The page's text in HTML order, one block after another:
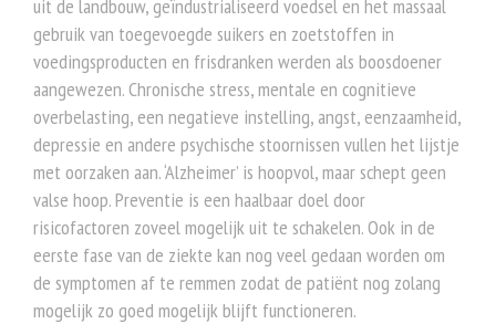
uit de landbouw, geïndustrialiseerd voedsel en het massaal
gebruik van toegevoegde suikers en zoetstoffen in
voedingsproducten en frisdranken werden als boosdoener
aangewezen. Chronische stress, mentale en cognitieve
overbelasting, een negatieve instelling, angst, eenzaamheid,
depressie en andere psychische stoornissen vullen het lijstje
met oorzaken aan. ‘Alzheimer’ is hoopvol, maar schept geen
valse hoop. Preventie is een haalbaar doel door
risicofactoren zoveel mogelijk uit te schakelen. Ook in de
eerste fase van de ziekte kan nog veel gedaan worden om
de symptomen af te remmen zodat de patiënt nog zolang
mogelijk zo goed mogelijk blijft functioneren.